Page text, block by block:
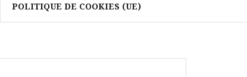
POLITIQUE DE COOKIES (UE)